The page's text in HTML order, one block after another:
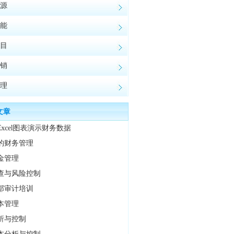
章
图表演示财务数据
财务管理
管理
与风险控制
审计培训
管理
与控制